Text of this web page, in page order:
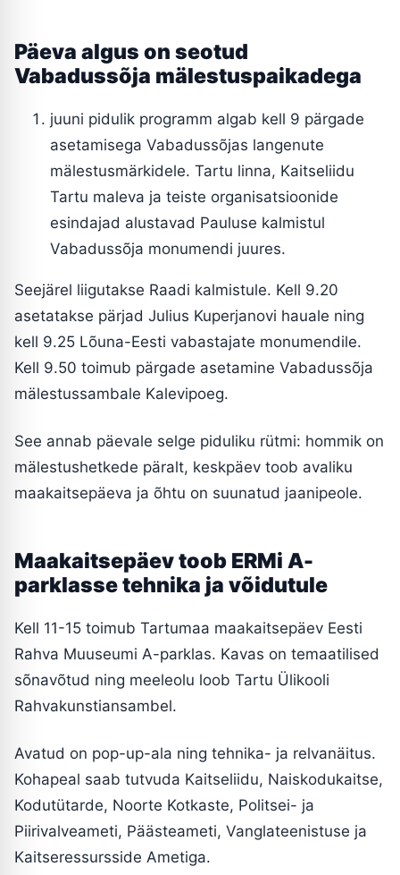
Päeva algus on seotud
Vabadussõja mälestuspaikadega
juuni pidulik programm algab kell 9 pärgade
asetamisega Vabadussõjas langenute
mälestusmärkidele. Tartu linna, Kaitseliidu
Tartu maleva ja teiste organisatsioonide
esindajad alustavad Pauluse kalmistul
Vabadussõja monumendi juures.
Seejärel liigutakse Raadi kalmistule. Kell 9.20
asetatakse pärjad Julius Kuperjanovi hauale ning
kell 9.25 Lõuna-Eesti vabastajate monumendile.
Kell 9.50 toimub pärgade asetamine Vabadussõja
mälestussambale Kalevipoeg.
See annab päevale selge piduliku rütmi: hommik on
mälestushetkede päralt, keskpäev toob avaliku
maakaitsepäeva ja õhtu on suunatud jaanipeole.
Maakaitsepäev toob ERMi A-
parklasse tehnika ja võidutule
Kell 11-15 toimub Tartumaa maakaitsepäev Eesti
Rahva Muuseumi A-parklas. Kavas on temaatilised
sõnavõtud ning meeleolu loob Tartu Ülikooli
Rahvakunstiansambel.
Avatud on pop-up-ala ning tehnika- ja relvanäitus.
Kohapeal saab tutvuda Kaitseliidu, Naiskodukaitse,
Kodutütarde, Noorte Kotkaste, Politsei- ja
Piirivalveameti, Päästeameti, Vanglateenistuse ja
Kaitseressursside Ametiga.